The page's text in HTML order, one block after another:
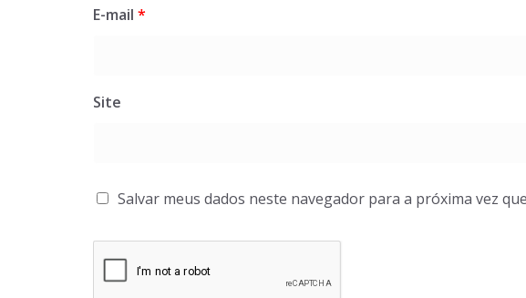
E-mail *
Site
Salvar meus dados neste navegador para a próxima vez